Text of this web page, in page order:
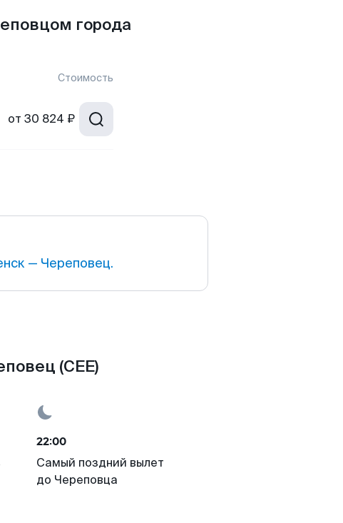
города
Стоимость
от 30 824 ₽
— Череповец.
(CEE)
22:00
Самый поздний вылет
до Череповца